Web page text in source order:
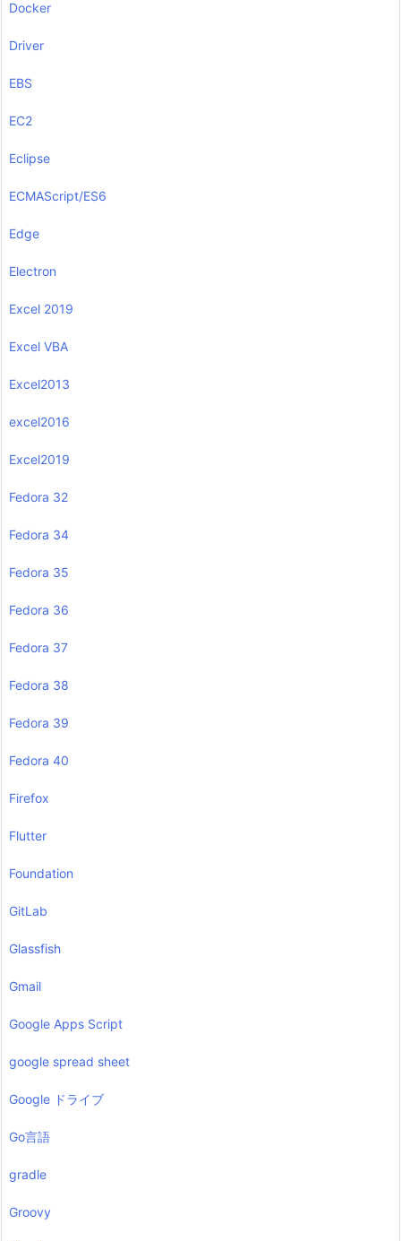
Docker
Driver
EBS
EC2
Eclipse
ECMAScript/ES6
Edge
Electron
Excel 2019
Excel VBA
Excel2013
excel2016
Excel2019
Fedora 32
Fedora 34
Fedora 35
Fedora 36
Fedora 37
Fedora 38
Fedora 39
Fedora 40
Firefox
Flutter
Foundation
GitLab
Glassfish
Gmail
Google Apps Script
google spread sheet
Google ドライブ
Go言語
gradle
Groovy